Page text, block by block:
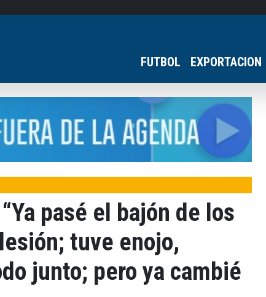
FUTBOL EXPORTACION
pasé el bajón de los
tuve enojo,
junto; pero ya cambié